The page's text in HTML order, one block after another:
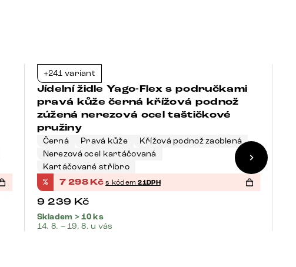
+241 variant
Jídelní židle Yago-Flex s područkami
pravá kůže černá křížová podnož
zúžená nerezová ocel taštičkové
pružiny
Černá Pravá kůže
Křížová podnož zaoblená
Nerezová ocel kartáčovaná
Kartáčované stříbro
% 7 298Kč s kódem21DPH
9 239 Kč
Skladem > 10 ks
14. 8. – 19. 8. u vás